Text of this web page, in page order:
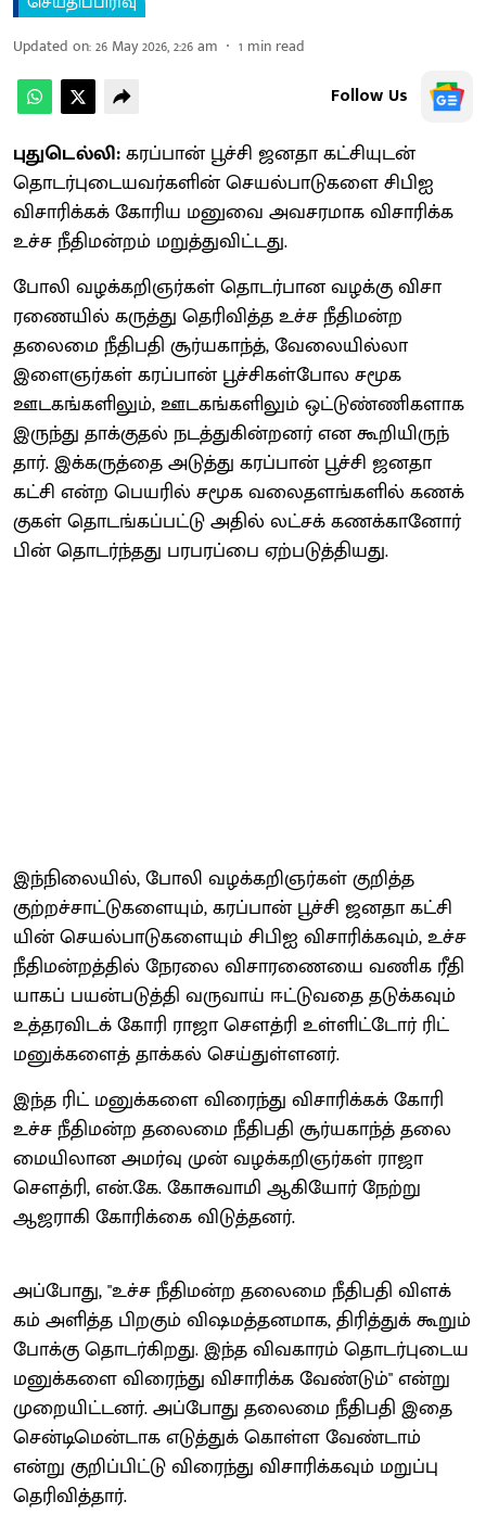
Updated on:26 May 2026, 2:26 am 1 min read
Follow Us
புதுடெல்லி:கரப்​பான் பூச்சி ஜனதா கட்​சி​யுடன்
தொடர்புடையவர்களின் செயல்​பாடு​களை சிபிஐ
விசா​ரிக்​கக் கோரிய மனுவை அவசர​மாக விசா​ரிக்க
உச்​ச நீ​தி​மன்​றம் மறுத்துவிட்​டது.
போலி வழக்​கறிஞர்​கள் தொடர்​பான வழக்கு விசா​
ரணை​யில் கருத்து தெரி​வித்த உச்ச நீதி​மன்ற
தலைமை நீதிபதி சூர்​ய​காந்த், வேலை​யில்லா
இளைஞர்​கள் கரப்​பான் பூச்​சிகள்​போல சமூக
ஊடகங்​களி​லும், ஊடகங்​களி​லும் ஒட்​டுண்​ணி​களாக
இருந்து தாக்​குதல் நடத்​துகின்​றனர் என கூறி​யிருந்​
தார். இக்​கருத்தை அடுத்து கரப்​பான் பூச்சி ஜனதா
கட்சி என்ற பெயரில் சமூக வலை​தளங்​களில் கணக்​
கு​கள் தொடங்​கப்​பட்டு அதில் லட்​சக் ​கணக்​கானோர்
பின்​ தொடர்ந்​தது பரபரப்பை ஏற்​படுத்​தி​யது.
இந்​நிலை​யில், போலி வழக்​கறிஞர்​கள் குறித்த
குற்றச்சாட்டுகளை​யும், கரப்​பான் பூச்சி ஜனதா கட்​சி​
யின் செயல்பாடுகளையும் சிபிஐ விசா​ரிக்​க​வும், உச்ச
நீதி​மன்​றத்​தில் நேரலை விசா​ரணையை வணிக ரீதி​
யாகப் பயன்​படுத்தி வருவாய் ஈட்​டு​வதை தடுக்​க​வும்
உத்​தர​விடக் கோரி ராஜா சௌத்ரி உள்​ளிட்​டோர் ரிட்
மனுக்​களைத் தாக்​கல் செய்​துள்​ளனர்.
இந்த ரிட் மனுக்​களை விரைந்து விசா​ரிக்​கக் கோரி
உச்ச நீதிமன்ற தலைமை நீதிபதி சூர்​ய​காந்த் தலை​
மையி​லான அமர்வு முன் வழக்​கறிஞர்​கள் ராஜா
சௌத்​ரி, என்​.கே. கோசு​வாமி ஆகியோர் நேற்று
ஆஜராகி கோரிக்கை விடுத்​தனர்.
அப்​போது, "உச்ச நீதி​மன்ற தலைமை நீதிபதி விளக்​
கம் அளித்​த ​பிறகும் விஷமத்​தன​மாக, திரித்​துக் கூறும்
போக்கு தொடர்​கிறது. இந்த விவ​காரம் தொடர்​புடைய
மனுக்​களை விரைந்து விசா​ரிக்க வேண்​டும்" என்று
முறை​யிட்​டனர். அப்​போது தலைமை நீதிபதி இதை
சென்​டிமென்​டாக எடுத்​துக் கொள்ள வேண்​டாம்
என்று குறிப்​பிட்டு விரைந்து விசா​ரிக்​க​வும் மறுப்பு
தெரி​வித்​தார்.